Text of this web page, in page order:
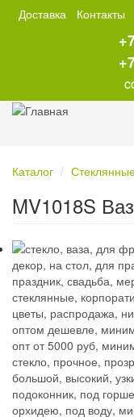
Перейти
Доставка Контакты
Каталог
MV1018S